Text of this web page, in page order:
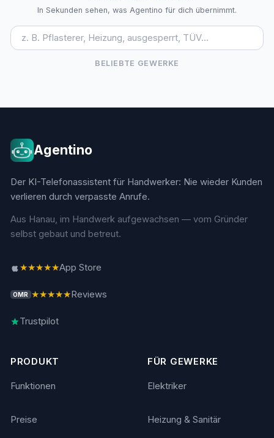
In Sekunden sehen, was Agentino für dich übernimmt.
BELIEBTE GEWERKE
Agentino
Der KI-Telefonassistent für Handwerker: Nie wieder Kunden
verlieren durch verpasste Anrufe.
Aus Hanau, im Handwerk aufgewachsen — vom Gründer
selbst gebaut und betreut.
★★★★★App Store
OMR ★★★★★Reviews
Trustpilot
PRODUKT
Funktionen
Preise
FÜR GEWERKE
Elektriker
Heizung & Sanitär